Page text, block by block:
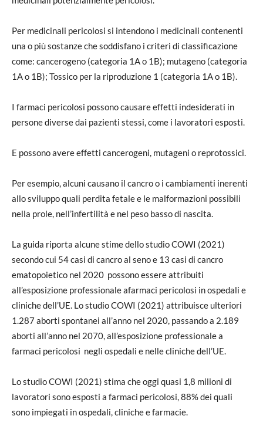
Per medicinali pericolosi si intendono i medicinali contenenti
una o più sostanze che soddisfano i criteri di classificazione
come: cancerogeno (categoria 1A o 1B); mutageno (categoria
1A o 1B); Tossico per la riproduzione 1 (categoria 1A o 1B).
I farmaci pericolosi possono causare effetti indesiderati in
persone diverse dai pazienti stessi, come i lavoratori esposti.
E possono avere effetti cancerogeni, mutageni o reprotossici.
Per esempio, alcuni causano il cancro o i cambiamenti inerenti
allo sviluppo quali perdita fetale e le malformazioni possibili
nella prole, nell’infertilità e nel peso basso di nascita.
La guida riporta alcune stime dello studio COWI (2021)
secondo cui 54 casi di cancro al seno e 13 casi di cancro
ematopoietico nel 2020 possono essere attribuiti
all’esposizione professionale afarmaci pericolosi in ospedali e
cliniche dell’UE. Lo studio COWI (2021) attribuisce ulteriori
1.287 aborti spontanei all’anno nel 2020, passando a 2.189
aborti all’anno nel 2070, all’esposizione professionale a
farmaci pericolosi negli ospedali e nelle cliniche dell’UE.
Lo studio COWI (2021) stima che oggi quasi 1,8 milioni di
lavoratori sono esposti a farmaci pericolosi, 88% dei quali
sono impiegati in ospedali, cliniche e farmacie.